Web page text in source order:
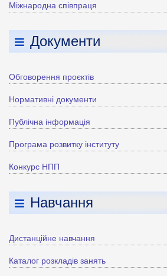
Міжнародна співпраця
Документи
Обговорення проєктів
Нормативні документи
Публічна інформація
Програма розвитку інституту
Конкурс НПП
Навчання
Дистанційне навчання
Каталог розкладів занять